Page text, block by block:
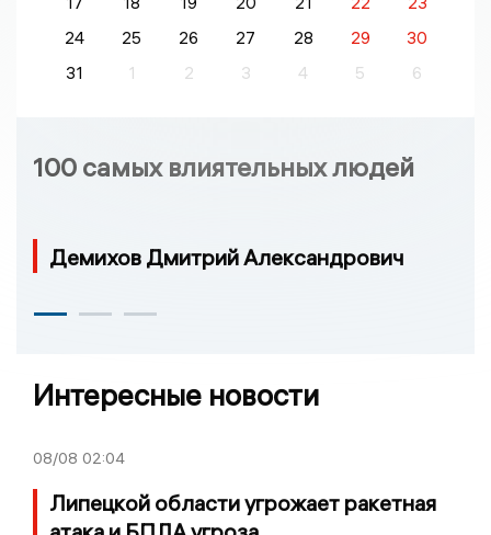
24
25 26 27 28 29
30
31
1 2 3 4 5 6
100 самых влиятельных людей
Демихов Дмитрий Александрович
Интересные новости
08/08 02:04
Липецкой области угрожает ракетная